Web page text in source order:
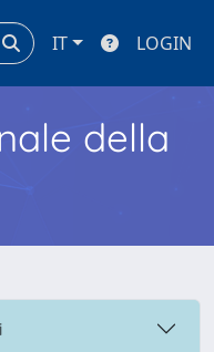
IT LOGIN
della